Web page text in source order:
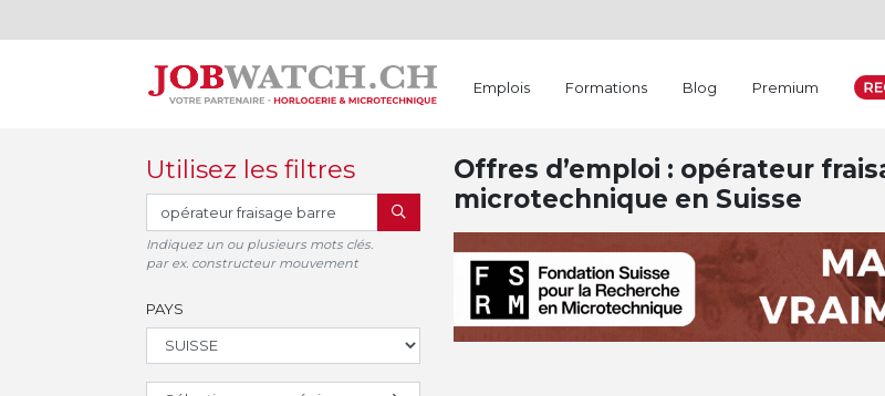
Emplois Formations Blog Premium
Utilisez les filtres
RECHERCHER
Indiquez un ou plusieurs mots clés.
par ex. constructeur mouvement
PAYS
Offres d’emploi : opérateur
microtechnique en Suisse